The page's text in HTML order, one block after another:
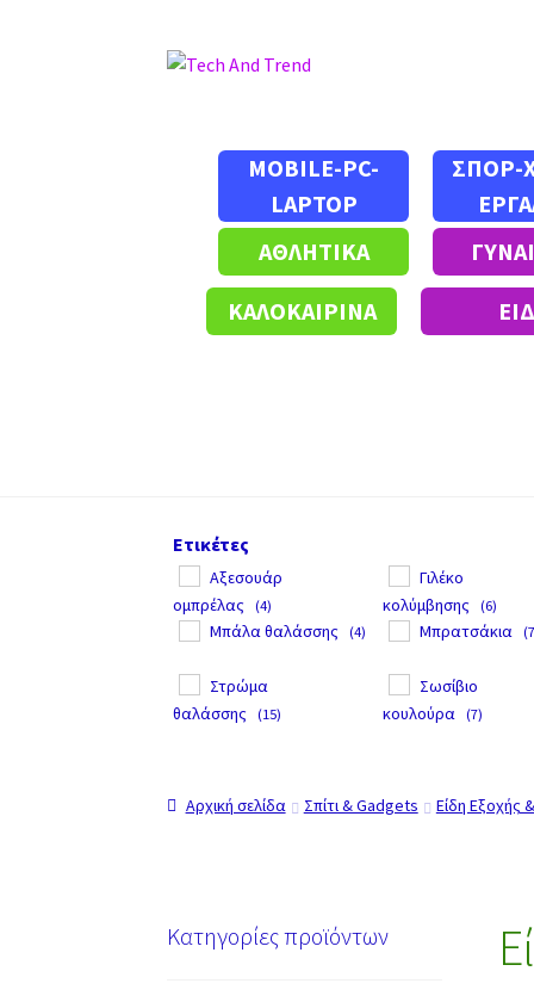
Απευθείας
πλοήγηση
Μετάβαση
MOBILE-PC-
LAPTOP
ΣΠΟΡ-
ΑΘΛΗΤΙΚΑ
ΚΑΛΟΚΑΙΡΙΝΑ
Ετικέτες
Αξεσουάρ
ομπρέλας
(4)
Γιλέκο
κολύμβησης
(6)
Μπάλα θαλάσσης (4) Μπρατσάκια
Στρώμα
θαλάσσης
(15)
Σωσίβιο
κουλούρα
(7)
Αρχική σελίδα Σπίτι & Gadgets Είδη Εξοχής
Κατηγορίες προϊόντων